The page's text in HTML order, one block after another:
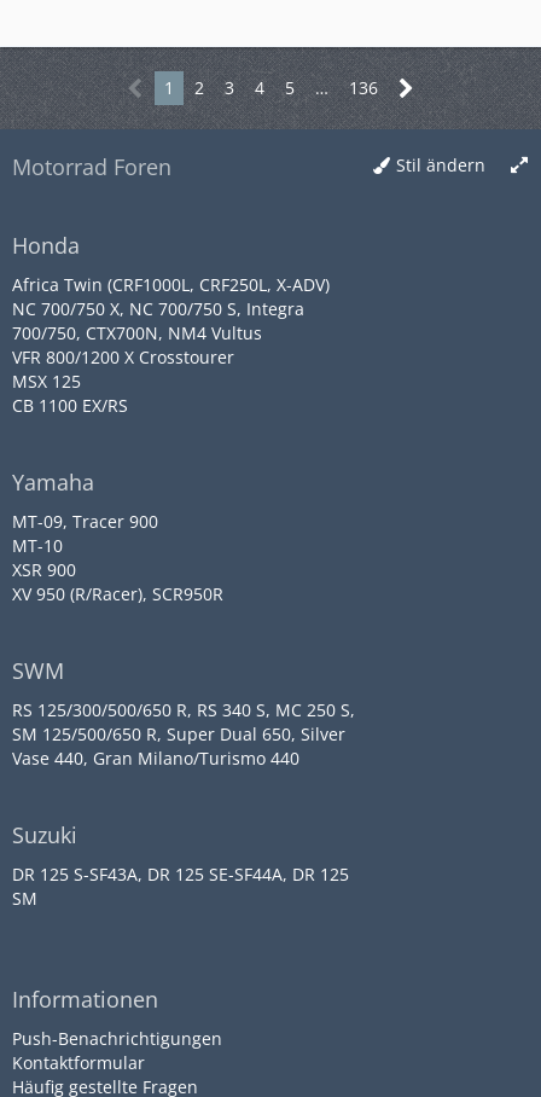
1 2 3 4 5 … 136
Stil ändern
Motorrad Foren
Honda
Africa Twin (CRF1000L, CRF250L, X-ADV)
NC 700/750 X, NC 700/750 S, Integra
700/750, CTX700N, NM4 Vultus
VFR 800/1200 X Crosstourer
MSX 125
CB 1100 EX/RS
Yamaha
MT-09, Tracer 900
MT-10
XSR 900
XV 950 (R/Racer), SCR950R
SWM
RS 125/300/500/650 R, RS 340 S, MC 250 S,
SM 125/500/650 R, Super Dual 650, Silver
Vase 440, Gran Milano/Turismo 440
Suzuki
DR 125 S-SF43A, DR 125 SE-SF44A, DR 125
SM
Informationen
Push-Benachrichtigungen
Kontaktformular
Häufig gestellte Fragen